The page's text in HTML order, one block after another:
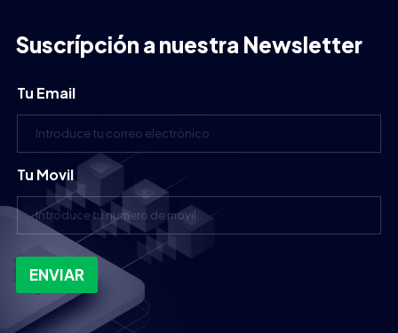
Suscrípción a nuestra Newsletter
Tu Email
Tu Movil
ENVIAR